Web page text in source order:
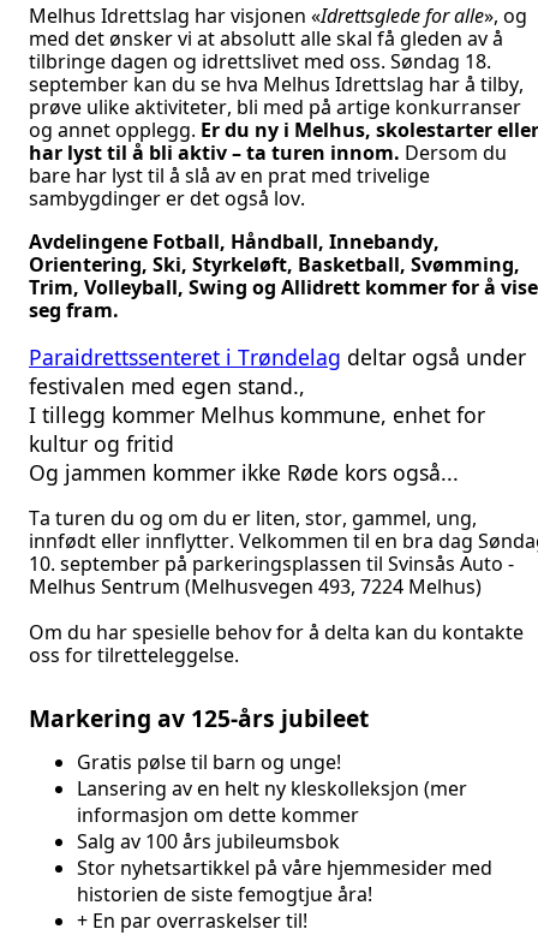
Melhus Idrettslag har visjonen «Idrettsglede for alle», og
med det ønsker vi at absolutt alle skal få gleden av å
tilbringe dagen og idrettslivet med oss. Søndag 18.
september kan du se hva Melhus Idrettslag har å tilby,
prøve ulike aktiviteter, bli med på artige konkurranser
og annet opplegg. Er du ny i Melhus, skolestarter eller
har lyst til å bli aktiv – ta turen innom. Dersom du
bare har lyst til å slå av en prat med trivelige
sambygdinger er det også lov.
Avdelingene Fotball, Håndball, Innebandy,
Orientering, Ski, Styrkeløft, Basketball, Svømming,
Trim, Volleyball, Swing og Allidrett kommer for å vise
seg fram.
Paraidrettssenteret i Trøndelag deltar også under
festivalen med egen stand.,
I tillegg kommer Melhus kommune, enhet for
kultur og fritid
Og jammen kommer ikke Røde kors også...
Ta turen du og om du er liten, stor, gammel, ung,
innfødt eller innflytter. Velkommen til en bra dag
10. september på parkeringsplassen til Svinsås Auto -
Melhus Sentrum (Melhusvegen 493, 7224 Melhus)
Om du har spesielle behov for å delta kan du kontakte
oss for tilretteleggelse.
Markering av 125-års jubileet
Gratis pølse til barn og unge!
Lansering av en helt ny kleskolleksjon (mer
informasjon om dette kommer
Salg av 100 års jubileumsbok
Stor nyhetsartikkel på våre hjemmesider med
historien de siste femogtjue åra!
+ En par overraskelser til!